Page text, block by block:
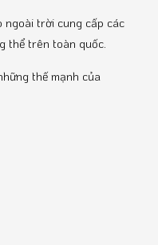
ngoài trời cung cấp các
thể trên toàn quốc.
thế mạnh của